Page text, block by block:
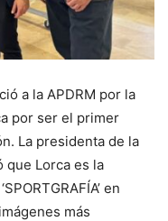
a la APDRM por la
por ser el primer
La presidenta de la
que Lorca es la
en
más